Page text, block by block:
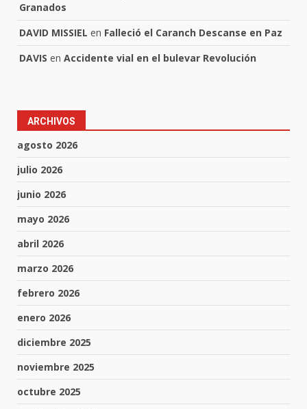
Granados
DAVID MISSIEL en Falleció el Caranch Descanse en Paz
DAVIS en Accidente vial en el bulevar Revolución
ARCHIVOS
agosto 2026
julio 2026
junio 2026
mayo 2026
abril 2026
marzo 2026
febrero 2026
enero 2026
diciembre 2025
noviembre 2025
octubre 2025